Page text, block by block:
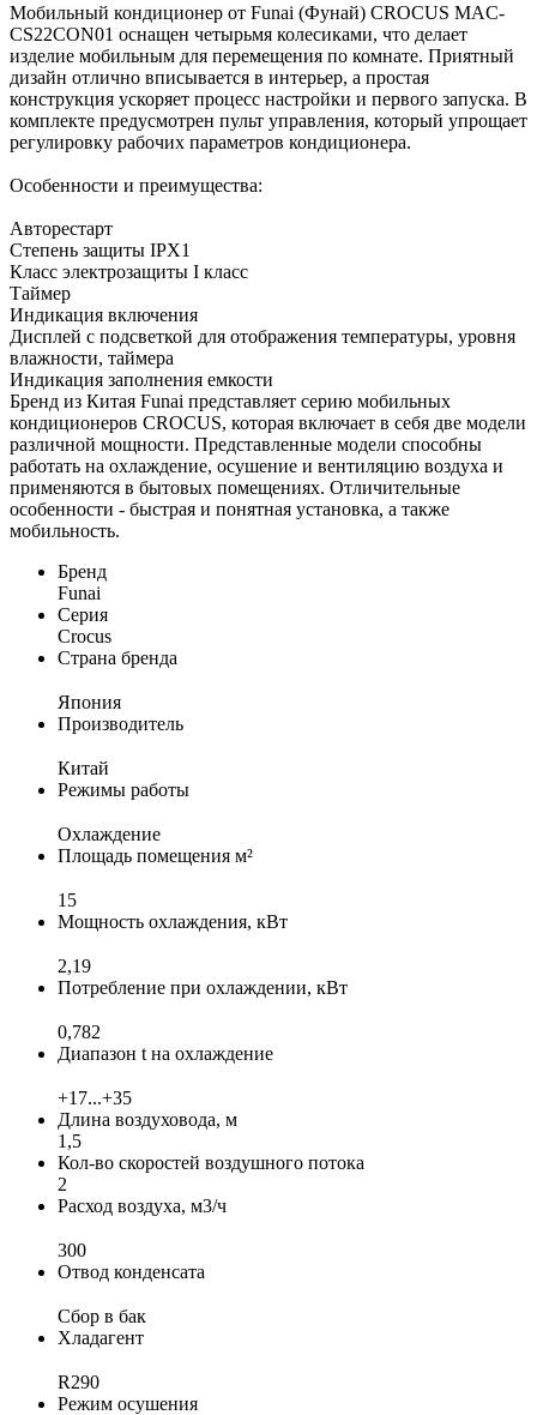
Мобильный кондиционер от Funai (Фунай) CROCUS MAC-
CS22CON01 оснащен четырьмя колесиками, что делает
изделие мобильным для перемещения по комнате. Приятный
дизайн отлично вписывается в интерьер, а простая
конструкция ускоряет процесс настройки и первого запуска. В
комплекте предусмотрен пульт управления, который упрощает
регулировку рабочих параметров кондиционера.
Особенности и преимущества:
Авторестарт
Степень защиты IPX1
Класс электрозащиты I класс
Таймер
Индикация включения
Дисплей с подсветкой для отображения температуры, уровня
влажности, таймера
Индикация заполнения емкости
Бренд из Китая Funai представляет серию мобильных
кондиционеров CROCUS, которая включает в себя две модели
различной мощности. Представленные модели способны
работать на охлаждение, осушение и вентиляцию воздуха и
применяются в бытовых помещениях. Отличительные
особенности - быстрая и понятная установка, а также
мобильность.
Бренд
Funai
Серия
Crocus
Страна бренда
Япония
Производитель
Китай
Режимы работы
Охлаждение
Площадь помещения м²
15
Мощность охлаждения, кВт
2,19
Потребление при охлаждении, кВт
0,782
Диапазон t на охлаждение
+17...+35
Длина воздуховода, м
1,5
Кол-во скоростей воздушного потока
2
Расход воздуха, м3/ч
300
Отвод конденсата
Сбор в бак
Хладагент
R290
Режим осушения